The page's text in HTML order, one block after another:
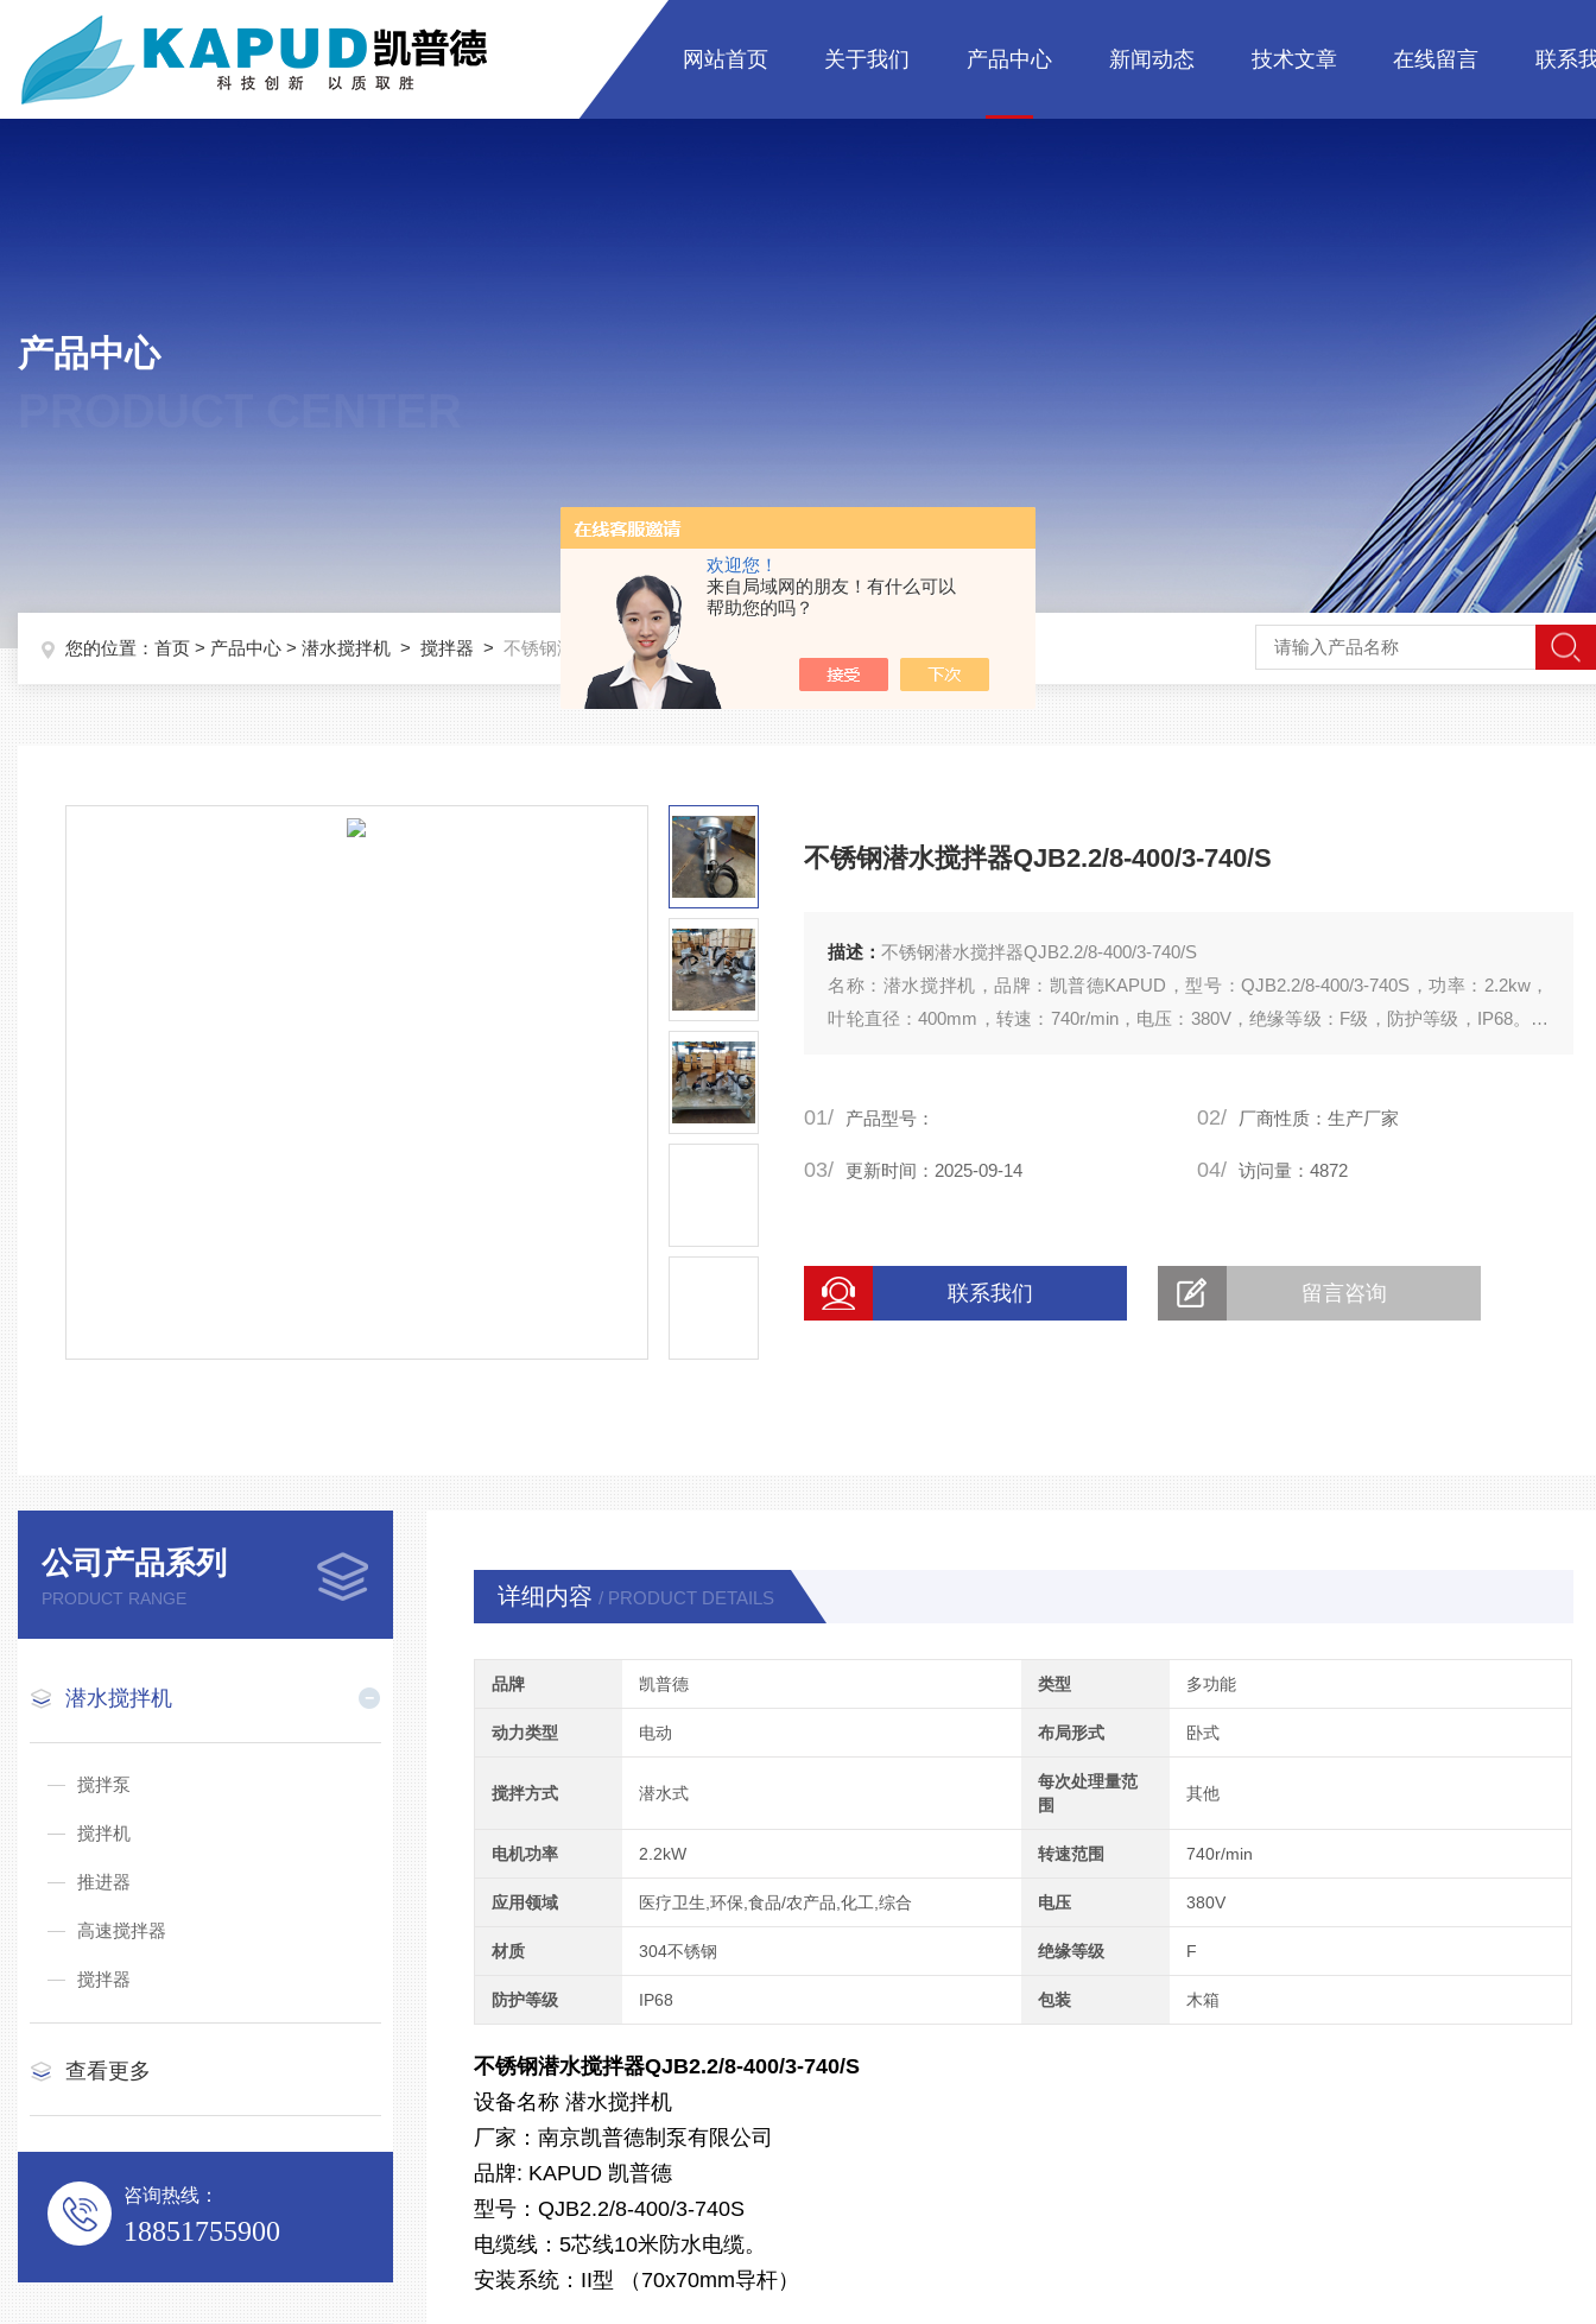
欢迎您！
来自局域网的朋友！有什么可以
帮助您的吗？
网站首页 关于我们 产品中心 新闻动态 技术文章 在线留言 联系
产品中心
您的位置： 首页 > 产品中心 > 潜水搅拌机 > 搅拌器 > 不锈钢潜水搅拌器QJB2.2/8-400/3-740/S
不锈钢潜水搅拌器QJB2.2/8-400/3-740/S
描述：不锈钢潜水搅拌器QJB2.2/8-400/3-740/S
名称：潜水搅拌机，品牌：凯普德KAPUD，型号：QJB2.2/8-400/3-740S，功率：2.2kw，
叶轮直径：400mm，转速：740r/min，电压：380V，绝缘等级：F级，防护等级，IP68。适
01/ 产品型号： 02/ 厂商性质：生产厂家
03/ 更新时间：2025-09-14 04/ 访问量：4872
联系我们 留言咨询
公司产品系列
PRODUCT RANGE
潜水搅拌机
搅拌泵
搅拌机
推进器
高速搅拌器
搅拌器
查看更多
咨询热线：
18851755900
详细内容 / PRODUCT DETAILS
品牌 凯普德 类型 多功能
动力类型 电动 布局形式 卧式
搅拌方式 潜水式
每次处理量范
围
其他
电机功率 2.2kW 转速范围 740r/min
应用领域 医疗卫生,环保,食品/农产品,化工,综合 电压 380V
材质 304不锈钢 绝缘等级 F
防护等级 IP68 包装 木箱
不锈钢潜水搅拌器QJB2.2/8-400/3-740/S
设备名称 潜水搅拌机
厂家：南京凯普德制泵有限公司
品牌: KAPUD 凯普德
型号：QJB2.2/8-400/3-740S
电缆线：5芯线10米防水电缆。
安装系统：II型 （70x70mm导杆）